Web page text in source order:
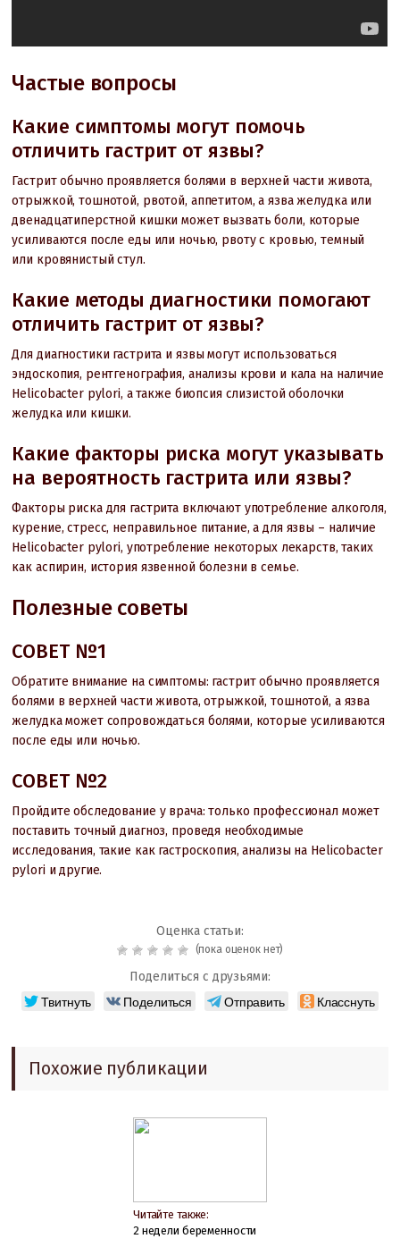
Частые вопросы
Какие симптомы могут помочь
отличить гастрит от язвы?
Гастрит обычно проявляется болями в верхней части живота,
отрыжкой, тошнотой, рвотой, аппетитом, а язва желудка или
двенадцатиперстной кишки может вызвать боли, которые
усиливаются после еды или ночью, рвоту с кровью, темный
или кровянистый стул.
Какие методы диагностики помогают
отличить гастрит от язвы?
Для диагностики гастрита и язвы могут использоваться
эндоскопия, рентгенография, анализы крови и кала на наличие
Helicobacter pylori, а также биопсия слизистой оболочки
желудка или кишки.
Какие факторы риска могут указывать
на вероятность гастрита или язвы?
Факторы риска для гастрита включают употребление алкоголя,
курение, стресс, неправильное питание, а для язвы – наличие
Helicobacter pylori, употребление некоторых лекарств, таких
как аспирин, история язвенной болезни в семье.
Полезные советы
СОВЕТ №1
Обратите внимание на симптомы: гастрит обычно проявляется
болями в верхней части живота, отрыжкой, тошнотой, а язва
желудка может сопровождаться болями, которые усиливаются
после еды или ночью.
СОВЕТ №2
Пройдите обследование у врача: только профессионал может
поставить точный диагноз, проведя необходимые
исследования, такие как гастроскопия, анализы на Helicobacter
pylori и другие.
Оценка статьи:
(пока оценок нет)
Поделиться с друзьями:
Твитнуть Поделиться Отправить Класснуть
Похожие публикации
Читайте также:
2 недели беременности